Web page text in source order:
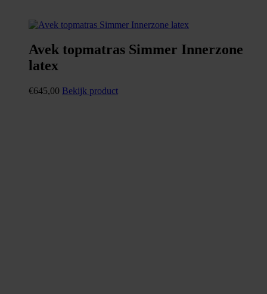
Avek topmatras Simmer Innerzone
latex
€645,00 Bekijk product